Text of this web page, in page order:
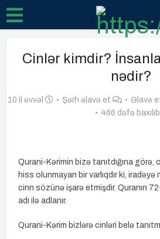
Cinlər kimdir?
nədir?
10 il əvvəl Şərh əlavə et Əlavə
466 dəfə baxılıb
Qurani-Kərimin bizə tanıtdığına görə,
hiss olunmayan bir varlıqdır ki,
cinn sözünə işarə etmişdir. Quranın
adı ilə adlanır.
Qurani-Kərim bizlərə cinləri belə